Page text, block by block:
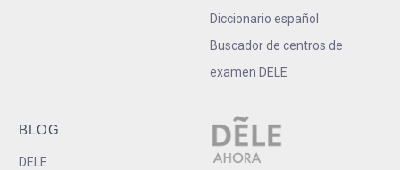
Diccionario español
Buscador de centros de
examen DELE
BLOG
DELE